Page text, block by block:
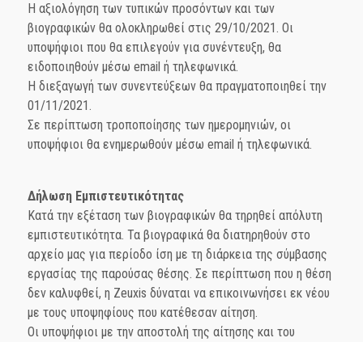
Η αξιολόγηση των τυπικών προσόντων και των
βιογραφικών θα ολοκληρωθεί στις 29/10/2021. Οι
υποψήφιοι που θα επιλεγούν για συνέντευξη, θα
ειδοποιηθούν μέσω email ή τηλεφωνικά.
Η διεξαγωγή των συνεντεύξεων θα πραγματοποιηθεί την
01/11/2021.
Σε περίπτωση τροποποίησης των ημερομηνιών, οι
υποψήφιοι θα ενημερωθούν μέσω email ή τηλεφωνικά.
Δήλωση Εμπιστευτικότητας
Κατά την εξέταση των βιογραφικών θα τηρηθεί απόλυτη
εμπιστευτικότητα. Τα βιογραφικά θα διατηρηθούν στο
αρχείο μας για περίοδο ίση με τη διάρκεια της σύμβασης
εργασίας της παρούσας θέσης. Σε περίπτωση που η θέση
δεν καλυφθεί, η Zeuxis δύναται να επικοινωνήσει εκ νέου
με τους υποψηφίους που κατέθεσαν αίτηση.
Οι υποψήφιοι με την αποστολή της αίτησης και του